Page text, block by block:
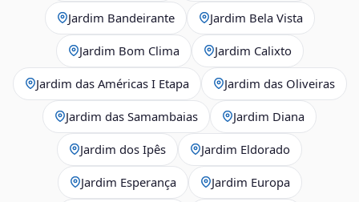
Jardim Bandeirante Jardim Bela Vista
Jardim Bom Clima Jardim Calixto
Jardim das Américas I Etapa Jardim das Oliveiras
Jardim das Samambaias Jardim Diana
Jardim dos Ipês Jardim Eldorado
Jardim Esperança Jardim Europa